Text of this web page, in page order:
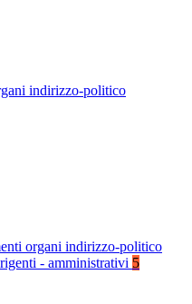
indirizzo-politico
organi indirizzo-politico
- amministrativi 5